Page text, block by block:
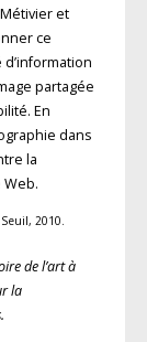
et
ce
partagée
En
dans
la
2010.
de l’art à
la